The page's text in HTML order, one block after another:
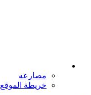
مصارعه
خريطة الموقع